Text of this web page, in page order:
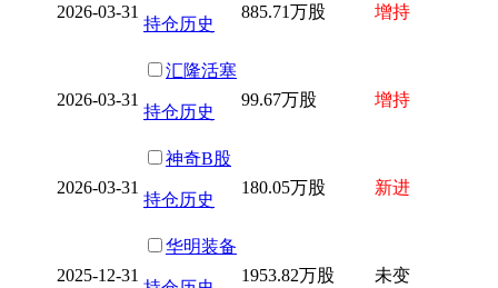
2026-03-31
持仓历史
885.71万股 增持
2026-03-31
汇隆活塞
持仓历史
99.67万股 增持
2026-03-31
神奇B股
持仓历史
180.05万股 新进
2025-12-31
华明装备
1953.82万股 未变